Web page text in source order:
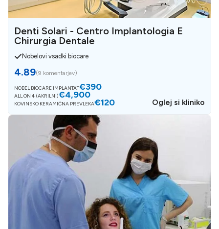
Denti Solari - Centro Implantologia E
Chirurgia Dentale
Nobelovi vsadki biocare
4.89(9 komentarjev)
NOBEL BIOCARE IMPLANTAT€390
ALL ON 4 (AKRILNI)€4,900
KOVINSKO KERAMIČNA PREVLEKA€120 Oglej si kliniko